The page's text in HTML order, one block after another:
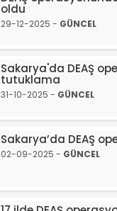
oldu
29-12-2025 - GÜNCEL
Sakarya'da DEAŞ
tutuklama
31-10-2025 - GÜNCEL
Sakarya’da DEAŞ
02-09-2025 - GÜNCEL